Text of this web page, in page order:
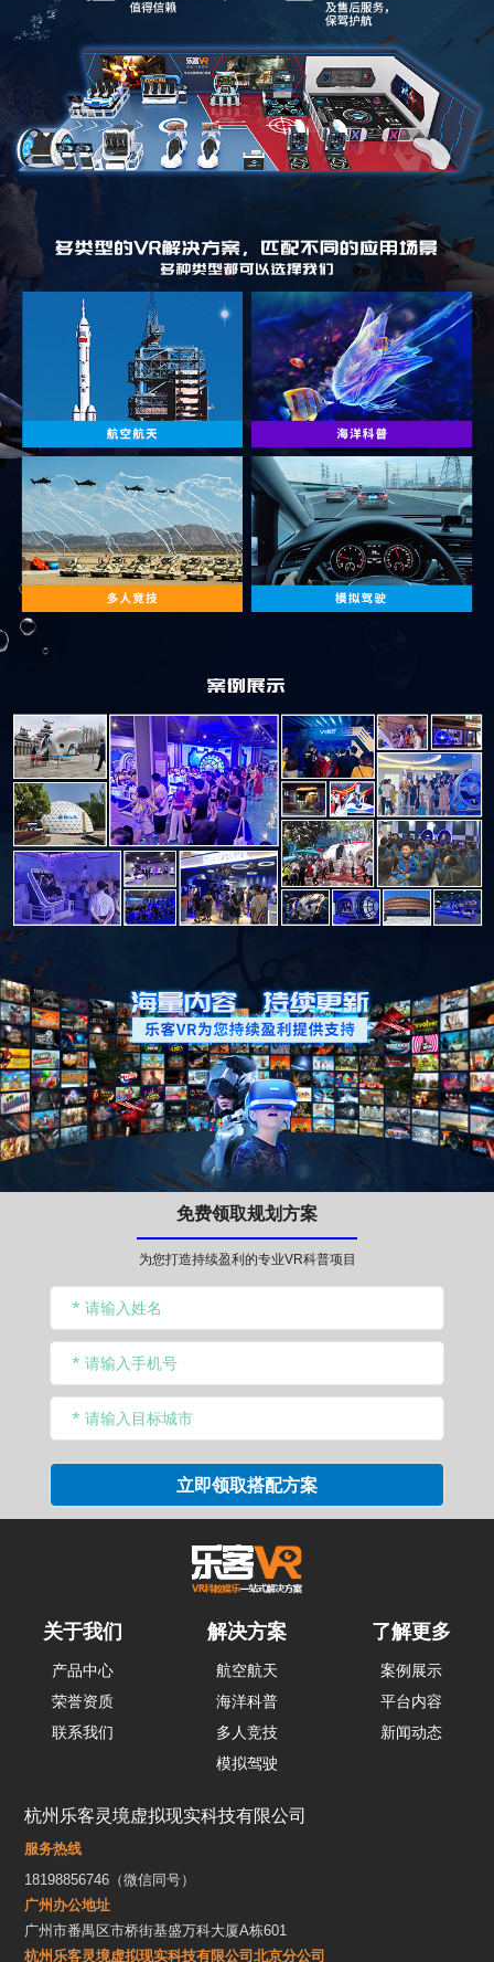
免费领取规划方案
为您打造持续盈利的专业VR科普项目
关于我们
产品中心
荣誉资质
联系我们
解决方案
航空航天
海洋科普
多人竞技
模拟驾驶
了解更多
案例展示
平台内容
新闻动态
杭州乐客灵境虚拟现实科技有限公司
服务热线
18198856746（微信同号）
广州办公地址
广州市番禺区市桥街基盛万科大厦A栋601
杭州乐客灵境虚拟现实科技有限公司北京分公司